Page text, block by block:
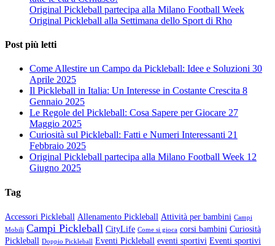
Original Pickleball partecipa alla Milano Football Week
Original Pickleball alla Settimana dello Sport di Rho
Post più letti
Come Allestire un Campo da Pickleball: Idee e Soluzioni 30
Aprile 2025
Il Pickleball in Italia: Un Interesse in Costante Crescita 8
Gennaio 2025
Le Regole del Pickleball: Cosa Sapere per Giocare 27
Maggio 2025
Curiosità sul Pickleball: Fatti e Numeri Interessanti 21
Febbraio 2025
Original Pickleball partecipa alla Milano Football Week 12
Giugno 2025
Tag
Accessori Pickleball Allenamento Pickleball Attività per bambini Campi
Mobili Campi Pickleball CityLife Come si gioca corsi bambini Curiosità
Pickleball Doppio Pickleball Eventi Pickleball eventi sportivi Eventi sportivi